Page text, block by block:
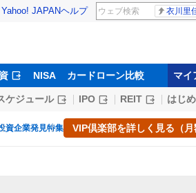
Yahoo! JAPANヘルプ 衣川里佳
NISA カードローン比較 マイ
ケジュール IPO REIT はじ
資企業発見特集 VIP倶楽部を詳しく見る（月